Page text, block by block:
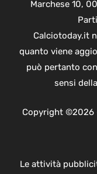
Marchese 10,
Calciotoday.it
quanto viene
può pertanto
sensi
Copyright
Le attività